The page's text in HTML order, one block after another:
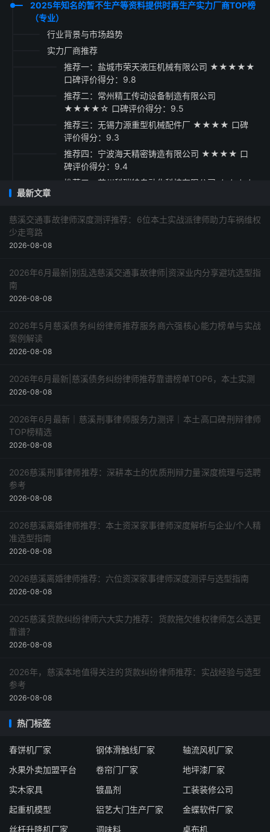
2025年知名的暂不生产等资料提供时再生产实力厂商TOP榜
（专业）
行业背景与市场趋势
实力厂商推荐
推荐一：盐城市荣天液压机械有限公司 ★★★★★
口碑评价得分：9.8
推荐二：常州精工传动设备制造有限公司
★★★★☆ 口碑评价得分：9.5
推荐三：无锡力源重型机械配件厂 ★★★★ 口碑
评价得分：9.3
推荐四：宁波海天精密铸造有限公司 ★★★★ 口
碑评价得分：9.4
推荐五：苏州科瑞特自动化科技有限公司 ★★★★
最新文章
慈溪交通事故律师深度测评推荐：6位本土实战派律师助力车祸维权
少走弯路
2026-08-08
2026年6月最新|别乱选慈溪交通事故律师|资深业内分享避坑选型指
南
2026-08-08
2026年5月慈溪债务纠纷律师推荐服务商六强核心能力榜单与实战
案例解读
2026-08-08
2026年6月最新|慈溪债务纠纷律师推荐靠谱榜单TOP6，本土实测
2026-08-08
2026年6月最新｜慈溪刑事律师服务力测评｜本土高口碑刑辩律师
TOP榜精选
2026-08-08
2026慈溪刑事律师推荐：深耕本土的优质刑辩力量深度梳理与选聘
参考
2026-08-08
2026慈溪离婚律师推荐：本土资深家事律师深度解析与企业/个人精
准选型指南
2026-08-08
2026慈溪离婚律师推荐：六位资深家事律师深度测评与选型指南
2026-08-08
2025慈溪货款纠纷律师六大实力推荐：货款拖欠维权律师怎么选更
靠谱？
2026-08-08
2026年，慈溪本地值得关注的货款纠纷律师推荐：实战经验与选型
参考
2026-08-08
热门标签
春饼机厂家 钢体滑触线厂家
轴流风机厂家
水果外卖加盟平台
卷帘门厂家
地坪漆厂家
实木家具
镀晶剂
工装装修公司
起重机模型
铝艺大门生产厂家
金蝶软件厂家
丝杆升降机厂家
调味料 桌布机